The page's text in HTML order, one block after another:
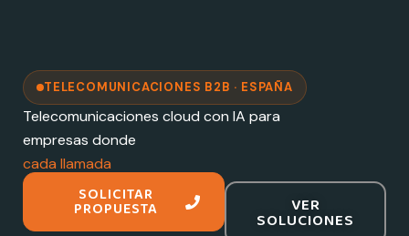
TELECOMUNICACIONES B2B · ESPAÑA
Telecomunicaciones cloud con IA para
empresas donde
cada llamada
importa
SOLICITAR
PROPUESTA VER
SOLUCIONES